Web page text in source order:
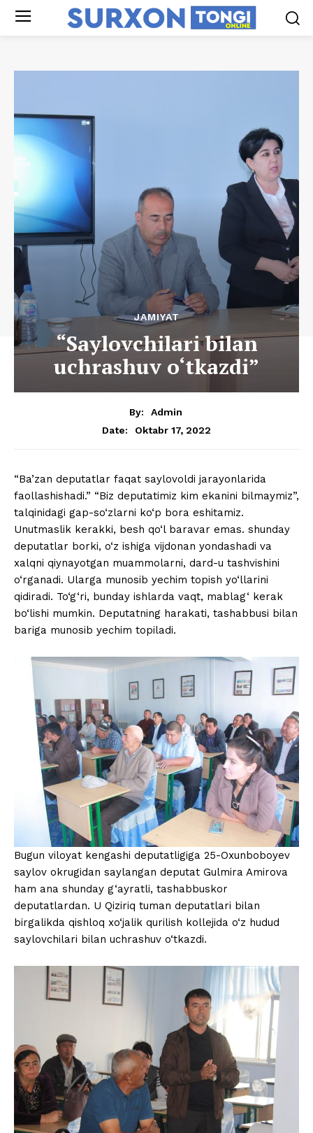
JAMIYAT
“Saylovchilari bilan
uchrashuv o‘tkazdi”
By:
Admin
Date:
Oktabr 17, 2022
“Ba’zan deputatlar faqat saylovoldi jarayonlarida
faollashishadi.” “Biz deputatimiz kim ekanini bilmaymiz”,
talqinidagi gap-so‘zlarni ko‘p bora eshitamiz.
Unutmaslik kerakki, besh qo‘l baravar emas. shunday
deputatlar borki, o‘z ishiga vijdonan yondashadi va
xalqni qiynayotgan muammolarni, dard-u tashvishini
o‘rganadi. Ularga munosib yechim topish yo‘llarini
qidiradi. To‘g‘ri, bunday ishlarda vaqt, mablag‘ kerak
bo‘lishi mumkin. Deputatning harakati, tashabbusi bilan
bariga munosib yechim topiladi.
Bugun viloyat kengashi deputatligiga 25-Oxunboboyev
saylov okrugidan saylangan deputat Gulmira Amirova
ham ana shunday g‘ayratli, tashabbuskor
deputatlardan. U Qiziriq tuman deputatlari bilan
birgalikda qishloq xo‘jalik qurilish kollejida o‘z hudud
saylovchilari bilan uchrashuv o‘tkazdi.